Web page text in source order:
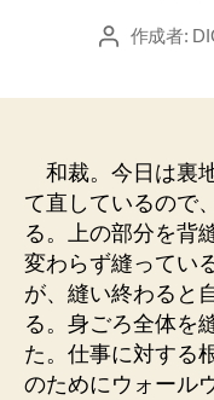
投 作成者:
和裁。今日は裏
て直しているので
る。上の部分を背
変わらず縫ってい
が、縫い終わると
る。身ごろ全体を
た。仕事に対する
のためにウォール